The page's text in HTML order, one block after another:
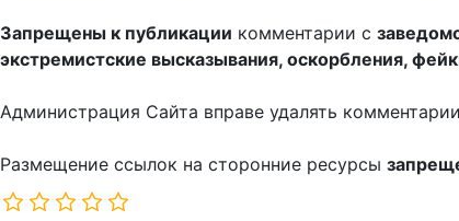
Запрещены к публикации комментарии с
экстремистские высказывания, оскорбления,
Администрация Сайта вправе удалять
Размещение ссылок на сторонние ресурсы